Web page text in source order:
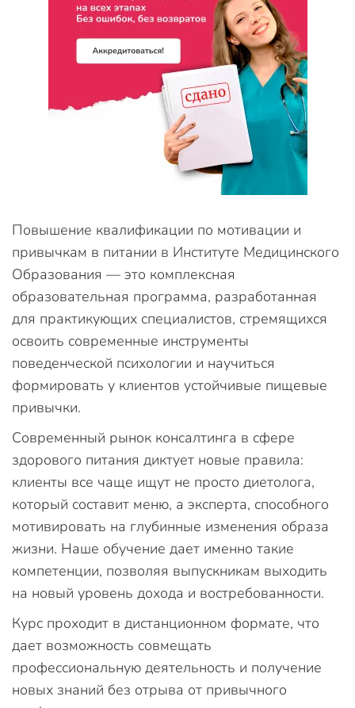
Повышение квалификации по мотивации и
привычкам в питании в Институте Медицинского
Образования — это комплексная
образовательная программа, разработанная
для практикующих специалистов, стремящихся
освоить современные инструменты
поведенческой психологии и научиться
формировать у клиентов устойчивые пищевые
привычки.
Современный рынок консалтинга в сфере
здорового питания диктует новые правила:
клиенты все чаще ищут не просто диетолога,
который составит меню, а эксперта, способного
мотивировать на глубинные изменения образа
жизни. Наше обучение дает именно такие
компетенции, позволяя выпускникам выходить
на новый уровень дохода и востребованности.
Курс проходит в дистанционном формате, что
дает возможность совмещать
профессиональную деятельность и получение
новых знаний без отрыва от привычного